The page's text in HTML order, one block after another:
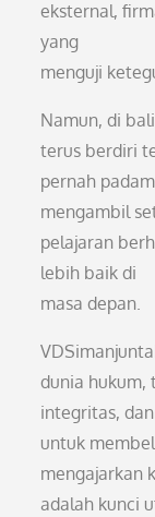
eksternal,
yang
menguji
Namun, di
terus berdiri
pernah
mengambil
pelajaran
lebih baik di
masa depan.
dunia hukum,
integritas,
untuk
mengajarkan
adalah kunci